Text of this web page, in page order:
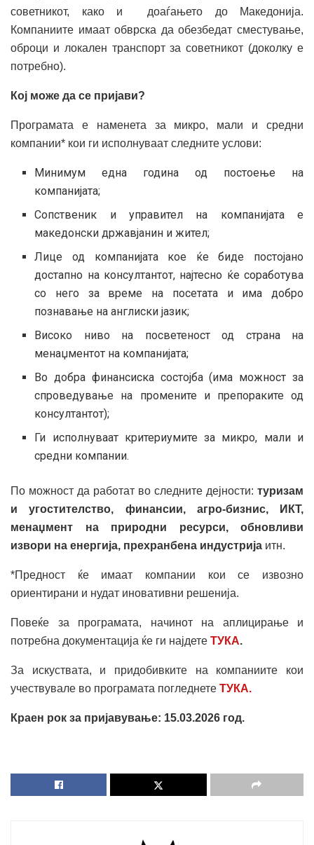
советникот, како и доаѓањето до Македонија.
Компаниите имаат обврска да обезбедат сместување,
оброци и локален транспорт за советникот (доколку е
потребно).
Кој може да се пријави?
Програмата е наменета за микро, мали и средни
компании* кои ги исполнуваат следните услови:
Минимум една година од постоење на
компанијата;
Сопственик и управител на компанијата е
македонски државјанин и жител;
Лице од компанијата кое ќе биде постојано
достапно на консултантот, најтесно ќе соработува
со него за време на посетата и има добро
познавање на англиски јазик;
Високо ниво на посветеност од страна на
менаџментот на компанијата;
Во добра финансиска состојба (има можност за
спроведување на промените и препораките од
консултантот);
Ги исполнуваат критериумите за микро, мали и
средни компании.
По можност да работат во следните дејности: туризам
и угостителство, финансии, агро-бизнис, ИКТ,
менаџмент на природни ресурси, обновливи
извори на енергија, прехранбена индустрија итн.
*Предност ќе имаат компании кои се извозно
ориентирани и нудат иновативни решенија.
Повеќе за програмата, начинот на аплицирање и
потребна документација ќе ги најдете ТУКА.
За искуствата, и придобивките на компаниите кои
учествувале во програмата погледнете ТУКА.
Краен рок за пријавување: 15.03.2026 год.